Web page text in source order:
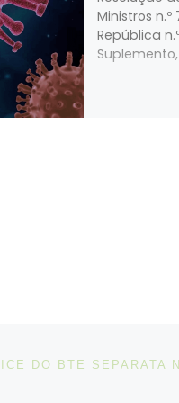
Ministros
República
Suplemento,
DO BTE SEPARATA